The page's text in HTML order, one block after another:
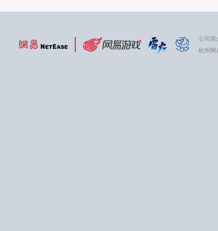
公司简
杭州